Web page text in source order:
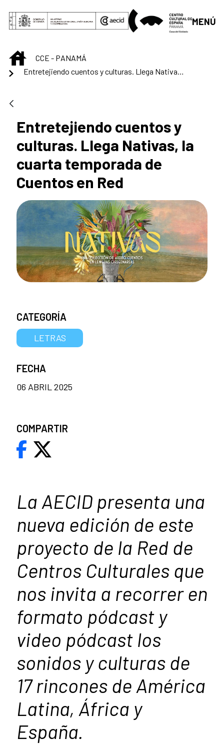
Saltar al contenido principal
MENÚ
INICIOCCE - PANAMÁ
Entretejiendo cuentos y
culturas. Llega Nativas, la
cuarta temporada de
Cuentos en Red
La AECID presenta una
nueva edición de este
proyecto de la Red de
Centros Culturales que
nos invita a recorrer en
formato pódcast y
video pódcast los
sonidos y culturas de
17 rincones de América
Latina, África y
España.
CATEGORÍA
LETRAS
FECHA
06 ABRIL 2025
COMPARTIR